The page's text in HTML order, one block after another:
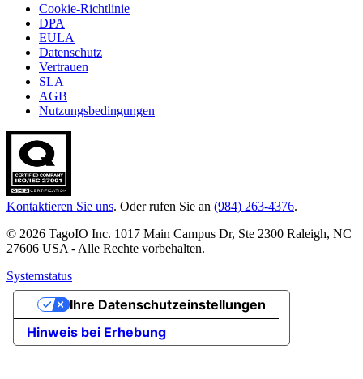
Cookie-Richtlinie
DPA
EULA
Datenschutz
Vertrauen
SLA
AGB
Nutzungsbedingungen
Kontaktieren Sie uns. Oder rufen Sie an (984) 263-4376.
© 2026 TagoIO Inc. 1017 Main Campus Dr, Ste 2300 Raleigh, NC
27606 USA - Alle Rechte vorbehalten.
Systemstatus
Hinweis bei Erhebung
Ihre Datenschutzeinstellungen